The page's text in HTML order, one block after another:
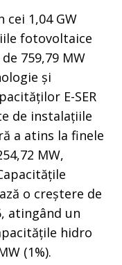
cei 1,04 GW
fotovoltaice
759,79 MW
și
E-SER
de instalațiile
a atins la finele
MW,
o creștere de
atingând un
hidro
(1%).